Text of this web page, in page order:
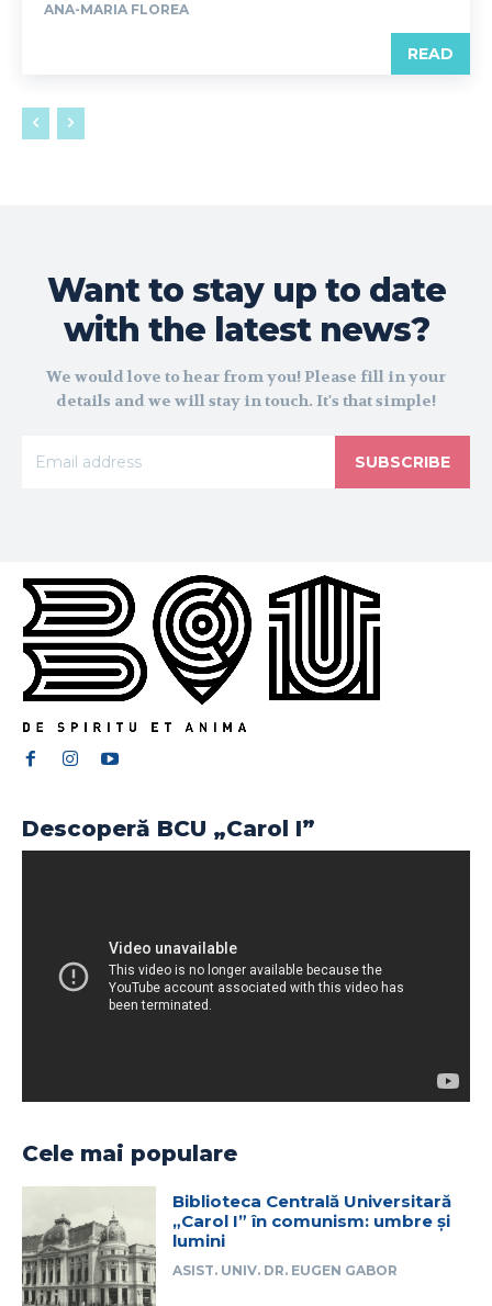
ANA-MARIA FLOREA
READ
Want to stay up to date
with the latest news?
We would love to hear from you! Please fill in your
details and we will stay in touch. It's that simple!
SUBSCRIBE
Descoperă BCU „Carol I”
Cele mai populare
Biblioteca Centrală Universitară
„Carol I” în comunism: umbre și
lumini
ASIST. UNIV. DR. EUGEN GABOR